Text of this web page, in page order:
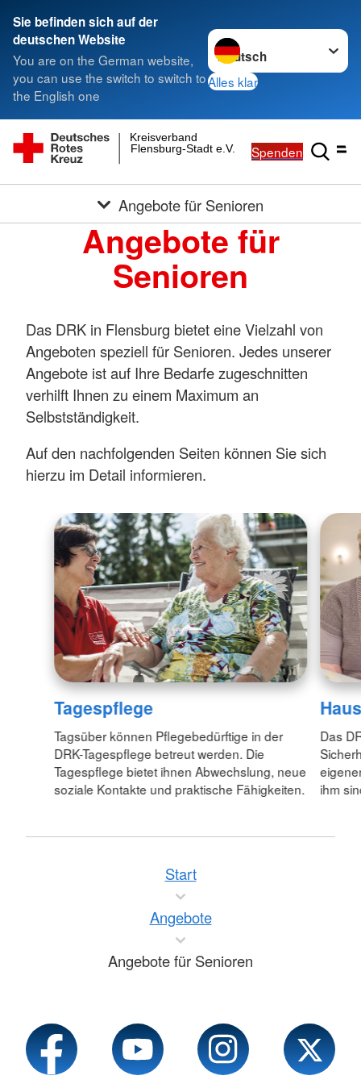
Sie befinden sich auf der
deutschen Website
You are on the German website,
you can use the switch to switch to
the English one
Sprache wechseln zu
Alles klar
Flensburg-Stadt e.V.
Kreisverband
Spenden
Angebote für Senioren
Angebote für
Senioren
Das DRK in Flensburg bietet eine Vielzahl von
Angeboten speziell für Senioren. Jedes unserer
Angebote ist auf Ihre Bedarfe zugeschnitten
verhilft Ihnen zu einem Maximum an
Selbstständigkeit.
Auf den nachfolgenden Seiten können Sie sich
hierzu im Detail informieren.
Tagespflege
Tagsüber können Pflegebedürftige in der
DRK-Tagespflege betreut werden. Die
Tagespflege bietet ihnen Abwechslung, neue
soziale Kontakte und praktische Fähigkeiten.
Das
ihm
Start
Angebote
Angebote für Senioren